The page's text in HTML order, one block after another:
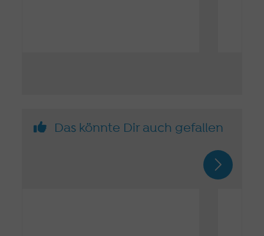
Das könnte Dir auch gefallen